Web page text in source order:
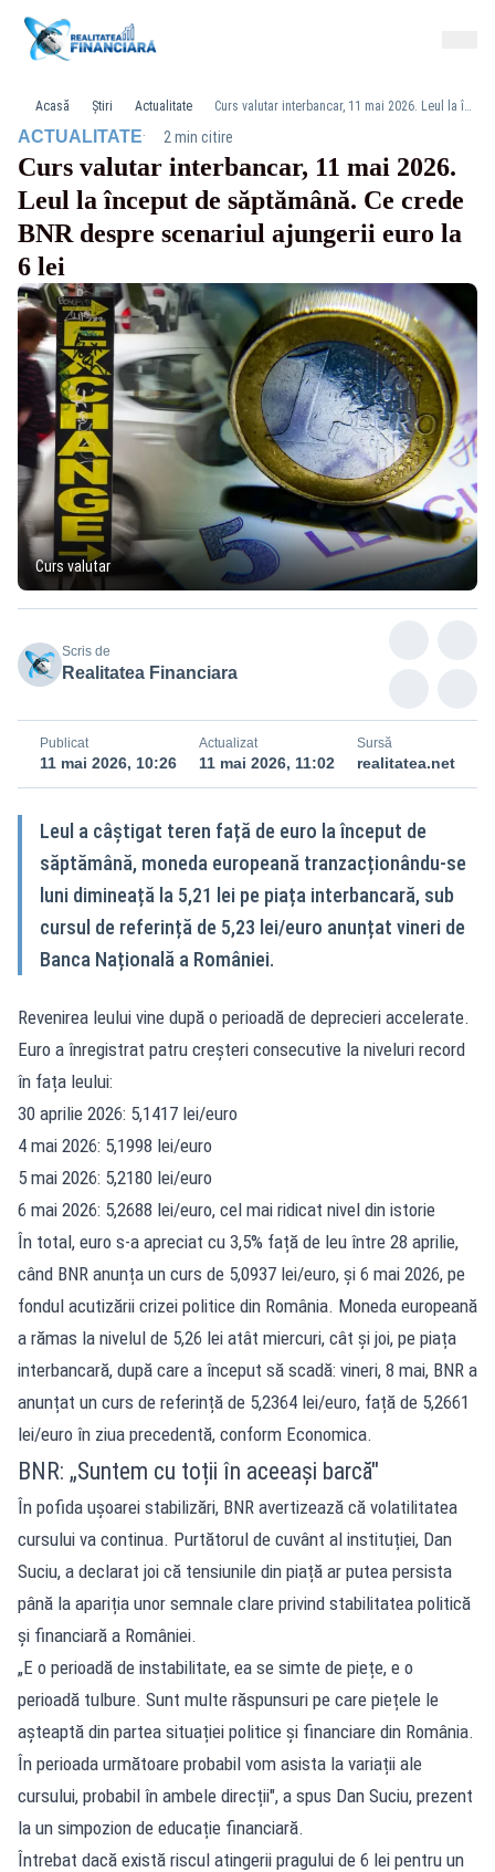
Acasă Știri Actualitate Curs valutar interbancar, 11 mai 2026. Leul la început de săptămână. Ce crede BNR despre scenariul ajungerii euro la 6 lei
ACTUALITATE· 2 min citire
Curs valutar interbancar, 11 mai 2026.
Leul la început de săptămână. Ce crede
BNR despre scenariul ajungerii euro la
6 lei
Curs valutar
Scris de
Realitatea Financiara
Publicat
11 mai 2026, 10:26
Actualizat
11 mai 2026, 11:02
Sursă
realitatea.net
Leul a câștigat teren față de euro la început de
săptămână, moneda europeană tranzacționându-se
luni dimineață la 5,21 lei pe piața interbancară, sub
cursul de referință de 5,23 lei/euro anunțat vineri de
Banca Națională a României.
Revenirea leului vine după o perioadă de deprecieri accelerate.
Euro a înregistrat patru creșteri consecutive la niveluri record
în fața leului:
30 aprilie 2026: 5,1417 lei/euro
4 mai 2026: 5,1998 lei/euro
5 mai 2026: 5,2180 lei/euro
6 mai 2026: 5,2688 lei/euro, cel mai ridicat nivel din istorie
În total, euro s-a apreciat cu 3,5% față de leu între 28 aprilie,
când BNR anunța un curs de 5,0937 lei/euro, și 6 mai 2026, pe
fondul acutizării crizei politice din România. Moneda europeană
a rămas la nivelul de 5,26 lei atât miercuri, cât și joi, pe piața
interbancară, după care a început să scadă: vineri, 8 mai, BNR a
anunțat un curs de referință de 5,2364 lei/euro, față de 5,2661
lei/euro în ziua precedentă, conform Economica.
BNR: „Suntem cu toții în aceeași barcă"
În pofida ușoarei stabilizări, BNR avertizează că volatilitatea
cursului va continua. Purtătorul de cuvânt al instituției, Dan
Suciu, a declarat joi că tensiunile din piață ar putea persista
până la apariția unor semnale clare privind stabilitatea politică
și financiară a României.
„E o perioadă de instabilitate, ea se simte de piețe, e o
perioadă tulbure. Sunt multe răspunsuri pe care piețele le
așteaptă din partea situației politice și financiare din România.
În perioada următoare probabil vom asista la variații ale
cursului, probabil în ambele direcții", a spus Dan Suciu, prezent
la un simpozion de educație financiară.
Întrebat dacă există riscul atingerii pragului de 6 lei pentru un